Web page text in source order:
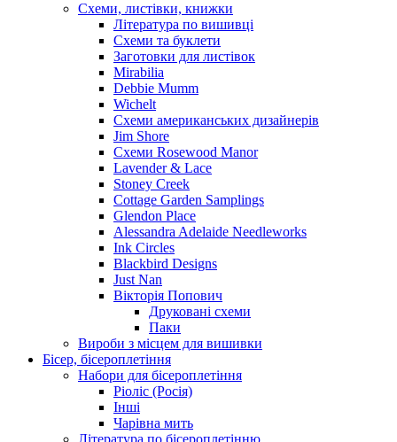
Схеми, листівки, книжки
Література по вишивці
Схеми та буклети
Заготовки для листівок
Mirabilia
Debbie Mumm
Wichelt
Схеми американських дизайнерів
Jim Shore
Cхеми Rosewood Manor
Lavender & Lace
Stoney Creek
Cottage Garden Samplings
Glendon Place
Alessandra Adelaide Needleworks
Ink Circles
Blackbird Designs
Just Nan
Вікторія Попович
Друковані схеми
Паки
Вироби з місцем для вишивки
Бісер, бісероплетіння
Набори для бісероплетіння
Ріоліс (Росія)
Інші
Чарівна мить
Література по бісероплетінню